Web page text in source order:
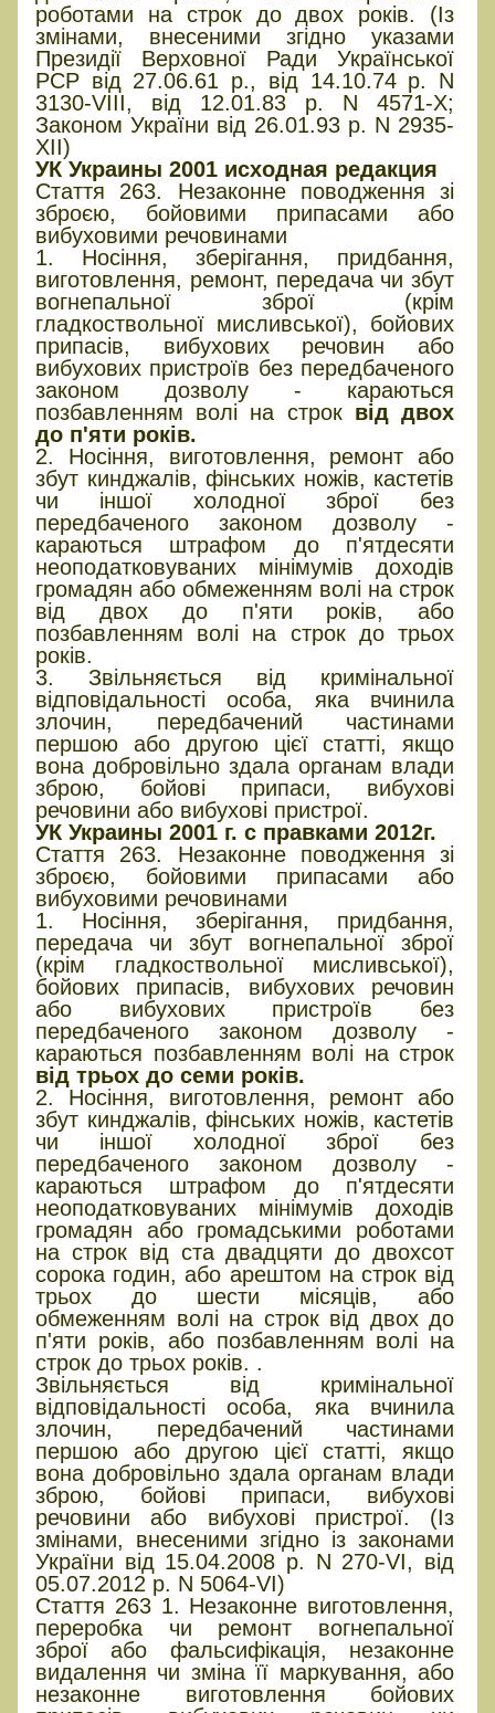
роботами на строк до двох років. (Із
змінами, внесеними згідно указами
Президії Верховної Ради Української
РСР від 27.06.61 р., від 14.10.74 р. N
3130-VIII, від 12.01.83 р. N 4571-X;
Законом України від 26.01.93 р. N 2935-
XII)
УК Украины 2001 исходная редакция
Стаття 263. Незаконне поводження зі
зброєю, бойовими припасами або
вибуховими речовинами
1. Носіння, зберігання, придбання,
виготовлення, ремонт, передача чи збут
вогнепальної зброї (крім
гладкоствольної мисливської), бойових
припасів, вибухових речовин або
вибухових пристроїв без передбаченого
законом дозволу - караються
позбавленням волі на строк від двох
до п'яти років.
2. Носіння, виготовлення, ремонт або
збут кинджалів, фінських ножів, кастетів
чи іншої холодної зброї без
передбаченого законом дозволу -
караються штрафом до п'ятдесяти
неоподатковуваних мінімумів доходів
громадян або обмеженням волі на строк
від двох до п'яти років, або
позбавленням волі на строк до трьох
років.
3. Звільняється від кримінальної
відповідальності особа, яка вчинила
злочин, передбачений частинами
першою або другою цієї статті, якщо
вона добровільно здала органам влади
зброю, бойові припаси, вибухові
речовини або вибухові пристрої.
УК Украины 2001 г. с правками 2012г.
Стаття 263. Незаконне поводження зі
зброєю, бойовими припасами або
вибуховими речовинами
1. Носіння, зберігання, придбання,
передача чи збут вогнепальної зброї
(крім гладкоствольної мисливської),
бойових припасів, вибухових речовин
або вибухових пристроїв без
передбаченого законом дозволу -
караються позбавленням волі на строк
від трьох до семи років.
2. Носіння, виготовлення, ремонт або
збут кинджалів, фінських ножів, кастетів
чи іншої холодної зброї без
передбаченого законом дозволу -
караються штрафом до п'ятдесяти
неоподатковуваних мінімумів доходів
громадян або громадськими роботами
на строк від ста двадцяти до двохсот
сорока годин, або арештом на строк від
трьох до шести місяців, або
обмеженням волі на строк від двох до
п'яти років, або позбавленням волі на
строк до трьох років. .
Звільняється від кримінальної
відповідальності особа, яка вчинила
злочин, передбачений частинами
першою або другою цієї статті, якщо
вона добровільно здала органам влади
зброю, бойові припаси, вибухові
речовини або вибухові пристрої. (Із
змінами, внесеними згідно із законами
України від 15.04.2008 р. N 270-VI, від
05.07.2012 р. N 5064-VI)
Стаття 263 1. Незаконне виготовлення,
переробка чи ремонт вогнепальної
зброї або фальсифікація, незаконне
видалення чи зміна її маркування, або
незаконне виготовлення бойових